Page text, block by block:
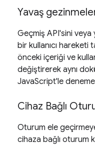
Yavaş
Geçmiş API'sini veya
bir kullanıcı hareketi
önceki içeriği ve
değiştirerek aynı
JavaScript'le
Cihaz Bağlı
Oturum ele
cihaza bağlı oturum